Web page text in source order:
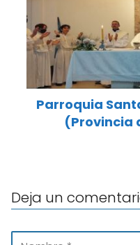
Parroquia
(Provincia
Deja un